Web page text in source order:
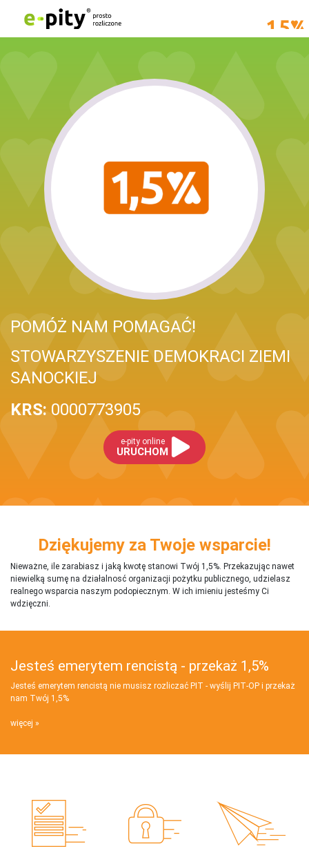
POMÓŻ NAM POMAGAĆ!
STOWARZYSZENIE DEMOKRACI ZIEMI
SANOCKIEJ
KRS: 0000773905
e-pity online
URUCHOM
Dziękujemy za Twoje wsparcie!
Nieważne, ile zarabiasz i jaką kwotę stanowi Twój 1,5%. Przekazując nawet
niewielką sumę na działalnosć organizacji pożytku publicznego, udzielasz
realnego wsparcia naszym podopiecznym. W ich imieniu jesteśmy Ci
wdzięczni.
Jesteś emerytem rencistą - przekaż 1,5%
Jesteś emerytem rencistą nie musisz rozliczać PIT - wyślij PIT‑OP i przekaż
nam Twój 1,5%
więcej